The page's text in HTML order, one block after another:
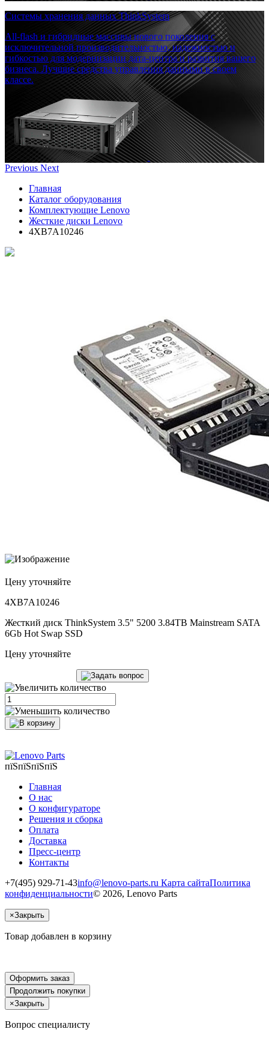
Системы хранения данных ThinkSystem
All-flash и гибридные массивы нового поколения с
исключительной производительностью, надежностью и
гибкостью для модернизации дата-центра и развития вашего
бизнеса. Лучшие средства управления данными в своем
классе.
Previous Next
Главная
Каталог оборудования
Комплектующие Lenovo
Жесткие диски Lenovo
4XB7A10246
Цену уточняйте
4XB7A10246
Жесткий диск ThinkSystem 3.5" 5200 3.84TB Mainstream SATA
6Gb Hot Swap SSD
Цену уточняйте
пїЅпїЅпїЅпїЅ
Главная
О нас
О конфигураторе
Решения и сборка
Оплата
Доставка
Пресс-центр
Контакты
+7(495) 929-71-43info@lenovo-parts.ru Карта сайтаПолитика
конфиденциальности© 2026, Lenovo Parts
×Закрыть
Товар добавлен в корзину
Оформить заказ
Продолжить покупки
×Закрыть
Вопрос специалисту